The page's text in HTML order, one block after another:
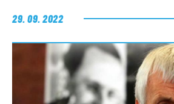
EL LADO «G»
29. 09. 2022